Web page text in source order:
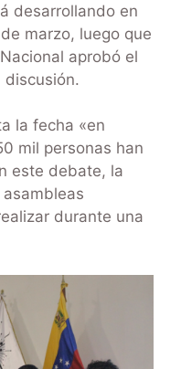
desarrollando en
marzo, luego que
aprobó el
discusión.
la fecha «en
mil personas han
este debate, la
durante una